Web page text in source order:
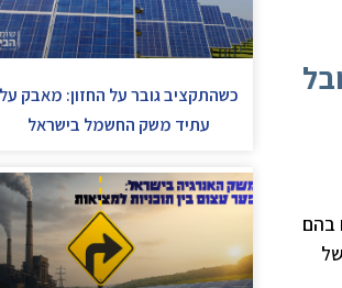
בהם
הזמן של
כשהתקציב גובר על החזון: מאבק על
עתיד משק החשמל בישראל